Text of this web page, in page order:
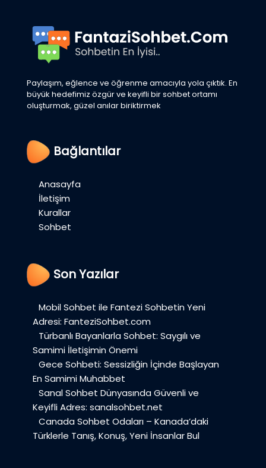
Paylaşım, eğlence ve öğrenme amacıyla yola çıktık. En
büyük hedefimiz özgür ve keyifli bir sohbet ortamı
oluşturmak, güzel anılar biriktirmek
Bağlantılar
Anasayfa
İletişim
Kurallar
Sohbet
Son Yazılar
Mobil Sohbet ile Fantezi Sohbetin Yeni
Adresi: FanteziSohbet.com
Türbanlı Bayanlarla Sohbet: Saygılı ve
Samimi İletişimin Önemi
Gece Sohbeti: Sessizliğin İçinde Başlayan
En Samimi Muhabbet
Sanal Sohbet Dünyasında Güvenli ve
Keyifli Adres: sanalsohbet.net
Canada Sohbet Odaları – Kanada’daki
Türklerle Tanış, Konuş, Yeni İnsanlar Bul